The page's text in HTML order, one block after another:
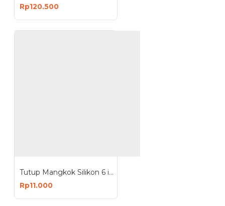
Rp120.500
Tutup Mangkok Silikon 6 in 1 Food Cover Silicon
Rp11.000